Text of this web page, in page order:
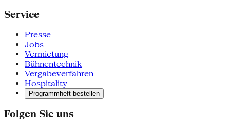
Service
Presse
Jobs
Vermietung
Bühnentechnik
Vergabeverfahren
Hospitality
Programmheft bestellen
Folgen Sie uns